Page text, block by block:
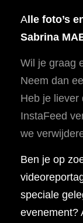
Alle foto’s
Sabrina
Wil je graag
Neem dan
Heb je liever
InstaFeed
we
Ben je op
speciale
evenement?